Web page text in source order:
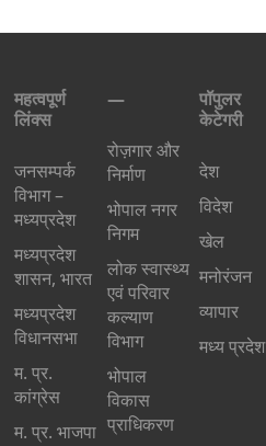
महत्वपूर्ण
लिंक्स
जनसम्पर्क
विभाग –
मध्यप्रदेश
मध्यप्रदेश
शासन, भारत
मध्‍यप्रदेश
विधानसभा
म. प्र.
कांग्रेस
म. प्र. भाजपा
—
रोज़गार और
निर्माण
भोपाल नगर
निगम
लोक स्वास्थ्य
एवं परिवार
कल्याण
विभाग
भोपाल
विकास
प्राधिकरण
पॉपुलर
केटेगरी
देश
विदेश
खेल
मनोरंजन
व्यापार
मध्य प्रदेश